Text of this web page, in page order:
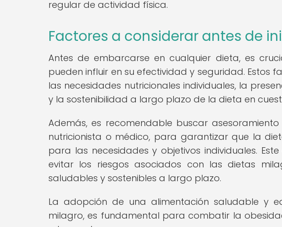
regular de actividad física.
Factores a considerar antes de
Antes de embarcarse en cualquier dieta, es
pueden influir en su efectividad y seguridad. Estos
las necesidades nutricionales individuales, la
y la sostenibilidad a largo plazo de la dieta en
Además, es recomendable buscar
nutricionista o médico, para garantizar que la
para las necesidades y objetivos individuales.
evitar los riesgos asociados con las dietas
saludables y sostenibles a largo plazo.
La adopción de una alimentación saludable y
milagro, es fundamental para combatir la